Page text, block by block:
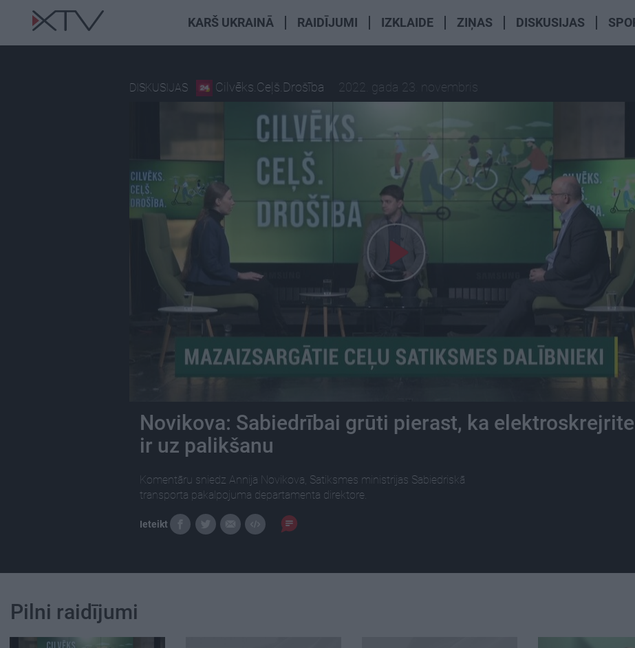
KARŠ UKRAINĀ RAIDĪJUMI IZKLAIDE ZIŅAS DISKUSIJAS
DISKUSIJAS Cilvēks.Ceļš.Drošība 2022. gada 23. novembris
Novikova: Sabiedrībai grūti pierast, ka
ir uz palikšanu
Komentāru sniedz Annija Novikova, Satiksmes ministrijas Sabiedriskā
transporta pakalpojuma departamenta direktore.
Ieteikt
Pilni raidījumi